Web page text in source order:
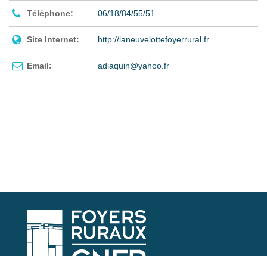
Téléphone: 06/18/84/55/51
Site Internet: http://laneuvelottefoyerrural.fr
Email: adiaquin@yahoo.fr